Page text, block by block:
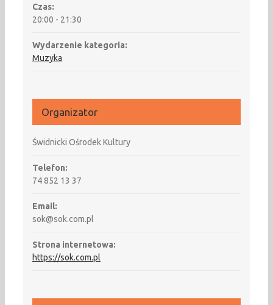
Czas:
20:00 - 21:30
Wydarzenie kategoria:
Muzyka
Organizator
Świdnicki Ośrodek Kultury
Telefon:
74 852 13 37
Email:
sok@sok.com.pl
Strona internetowa:
https://sok.com.pl